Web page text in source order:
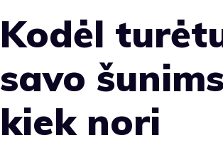
Kodėl
savo
kiek nori